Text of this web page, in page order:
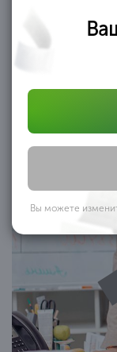
Когда
Вы можете